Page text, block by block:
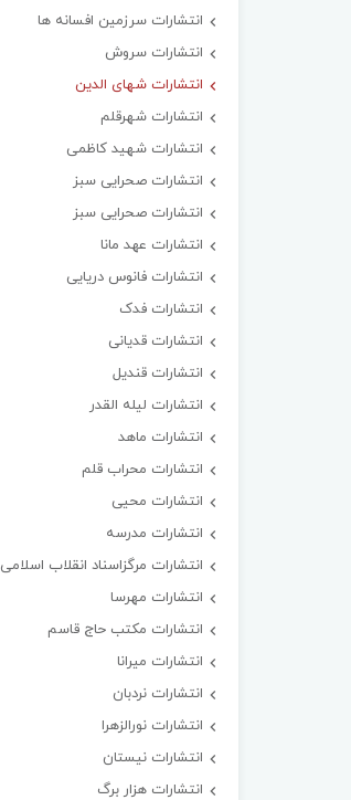
انتشارات سرزمین افسانه ها
انتشارات سروش
انتشارات شهای الدین
انتشارات شهرقلم
انتشارات شهید کاظمی
انتشارات صحرایی سبز
انتشارات صحرایی سبز
انتشارات عهد مانا
انتشارات فانوس دریایی
انتشارات فدک
انتشارات قدیانی
انتشارات قندیل
انتشارات لیله القدر
انتشارات ماهد
انتشارات محراب قلم
انتشارات محیی
انتشارات مدرسه
انتشارات مرگزاسناد انقلاب اسلامی
انتشارات مهرسا
انتشارات مکتب حاج قاسم
انتشارات میرانا
انتشارات نردبان
انتشارات نورالزهرا
انتشارات نیستان
انتشارات هزار برگ